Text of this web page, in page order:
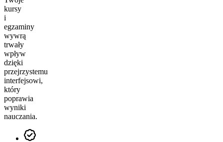
kursy
i
egzaminy
wywrą
trwały
wpływ
dzięki
przejrzystemu
interfejsowi,
który
poprawia
wyniki
nauczania.